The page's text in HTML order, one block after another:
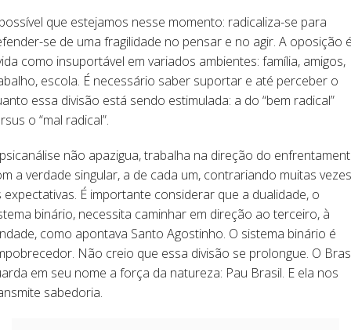
que estejamos nesse momento: radicaliza-se para
se de uma fragilidade no pensar e no agir. A oposição
como insuportável em variados ambientes: família, amigos,
escola. É necessário saber suportar e até perceber o
essa divisão está sendo estimulada: a do “bem radical”
o “mal radical”.
não apazigua, trabalha na direção do
a verdade singular, a de cada um, contrariando muitas vezes
expectativas. É importante considerar que a dualidade, o
binário, necessita caminhar em direção ao terceiro, à
como apontava Santo Agostinho. O sistema binário é
Não creio que essa divisão se prolongue. O
em seu nome a força da natureza: Pau Brasil. E ela nos
sabedoria.